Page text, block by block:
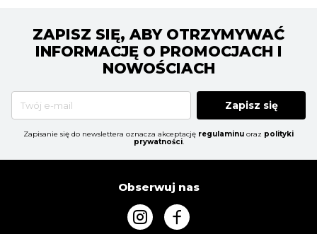
ZAPISZ SIĘ, ABY OTRZYMYWAĆ
INFORMACJĘ O PROMOCJACH I
NOWOŚCIACH
Zapisz się
Zapisanie się do newslettera oznacza akceptację regulaminu oraz polityki
prywatności.
Obserwuj nas